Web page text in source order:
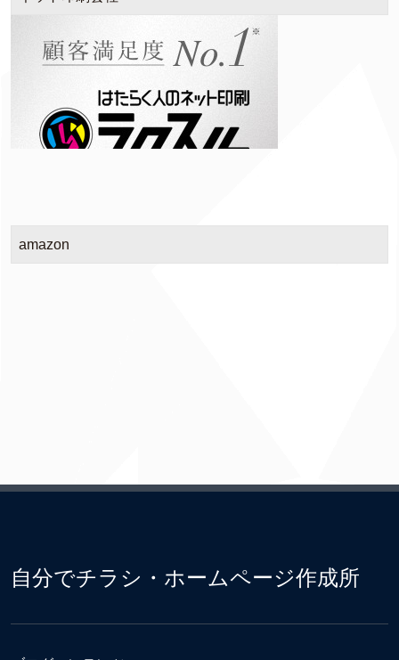
amazon
自分でチラシ・ホームページ作成所